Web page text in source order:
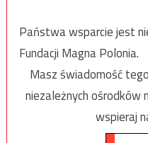
Państwa wsparcie jest
Fundacji Magna Polonia.
Masz świadomość
niezależnych ośrodków
wspieraj